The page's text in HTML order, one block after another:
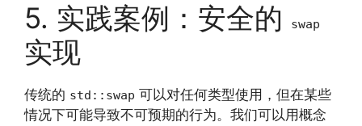
5. 实践案例：安全的 swap
实现
传统的 std::swap 可以对任何类型使用，但在某些
情况下可能导致不可预期的行为。我们可以用概念